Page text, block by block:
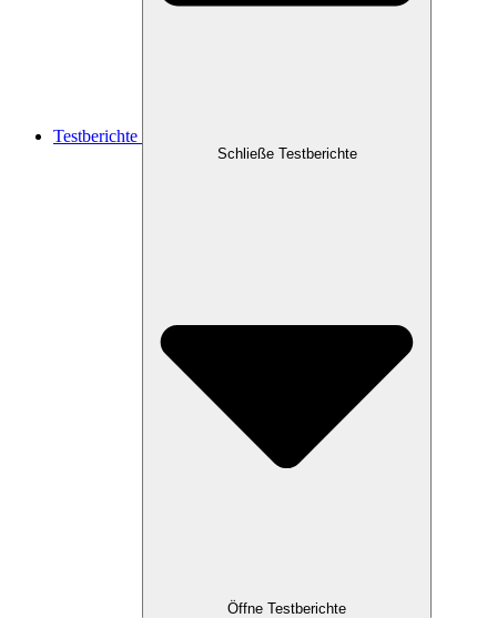
Testberichte
Schließe Testberichte
Öffne Testberichte